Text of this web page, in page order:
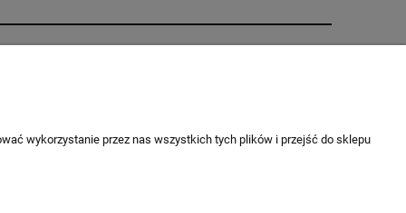
wykorzystanie przez nas wszystkich tych plików i przejść do sklepu